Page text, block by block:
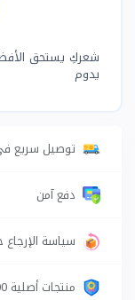
شعركِ يستحق
يدوم
توصيل سريع في
دفع آمن
سياسة الإرجاع خلال
منتجات أصلية 100%